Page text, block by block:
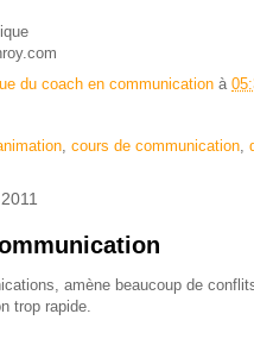
du coach en communication à
, cours de communication,
amène beaucoup de
trop rapide.